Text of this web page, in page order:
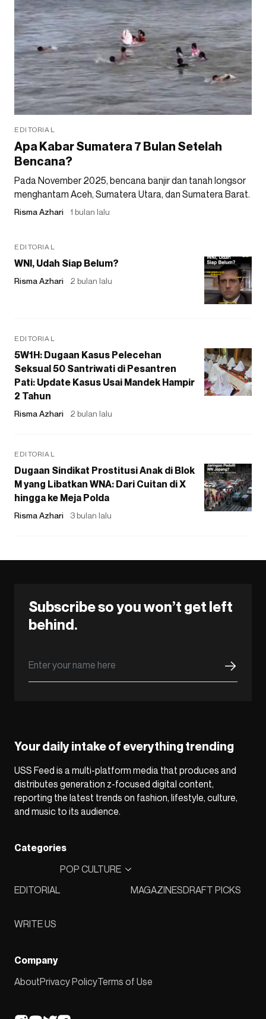
EDITORIAL
Apa Kabar Sumatera 7 Bulan Setelah
Bencana?
Pada November 2025, bencana banjir dan tanah longsor
menghantam Aceh, Sumatera Utara, dan Sumatera Barat.
Risma Azhari 1 bulan lalu
EDITORIAL
WNI, Udah Siap Belum?
Risma Azhari 2 bulan lalu
EDITORIAL
5W1H: Dugaan Kasus Pelecehan
Seksual 50 Santriwati di Pesantren
Pati: Update Kasus Usai Mandek Hampir
2 Tahun
Risma Azhari 2 bulan lalu
EDITORIAL
Dugaan Sindikat Prostitusi Anak di Blok
M yang Libatkan WNA: Dari Cuitan di X
hingga ke Meja Polda
Risma Azhari 3 bulan lalu
Subscribe so you won’t get left
behind.
Your daily intake of everything trending
USS Feed is a multi-platform media that produces and
distributes generation z-focused digital content,
reporting the latest trends on fashion, lifestyle, culture,
and music to its audience.
Categories
EDITORIAL
POP CULTURE
MAGAZINESDRAFT PICKS
WRITE US
Company
AboutPrivacy PolicyTerms of Use